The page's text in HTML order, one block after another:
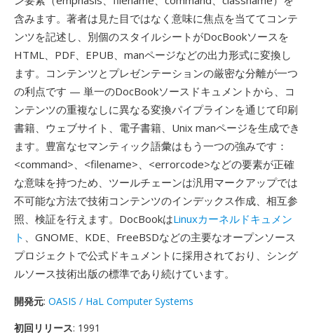
含みます。著者は見た目ではなく意味に焦点を当ててコンテ
ンツを記述し、別個のスタイルシートがDocBookソースを
HTML、PDF、EPUB、manページなどの出力形式に変換し
ます。コンテンツとプレゼンテーションの厳密な分離が一つ
の利点です — 単一のDocBookソースドキュメントから、コ
ンテンツの重複なしに異なる変換パイプラインを通じて印刷
書籍、ウェブサイト、電子書籍、Unix manページを生成でき
ます。豊富なセマンティック語彙はもう一つの強みです：
<command>、<filename>、<errorcode>などの要素が正確
な意味を持つため、ツールチェーンは汎用マークアップでは
不可能な方法で技術コンテンツのインデックス作成、相互参
照、検証を行えます。DocBookはLinuxカーネルドキュメン
ト 、GNOME、KDE、FreeBSDなどの主要なオープンソース
プロジェクトで公式ドキュメントに採用されており、シング
ルソース技術出版の標準であり続けています。
開発元: OASIS / HaL Computer Systems
初回リリース: 1991